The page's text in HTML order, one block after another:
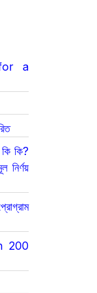
a
কি কি?
নির্ণয়
200